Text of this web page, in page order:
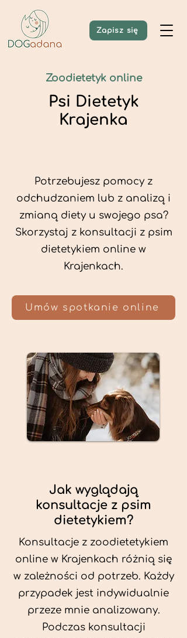
Zapisz się
Zoodietetyk online
Psi Dietetyk
Krajenka
Potrzebujesz pomocy z
odchudzaniem lub z analizą i
zmianą diety u swojego psa?
Skorzystaj z konsultacji z psim
dietetykiem online w
Krajenkach.
Umów spotkanie online
Jak wyglądają
konsultacje z psim
dietetykiem?
Konsultacje z zoodietetykiem
online w Krajenkach różnią się
w zależności od potrzeb. Każdy
przypadek jest indywidualnie
przeze mnie analizowany.
Podczas konsultacji